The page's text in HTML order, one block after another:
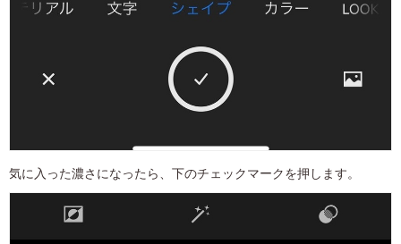
気に入った濃さになったら、下のチェックマークを押します。